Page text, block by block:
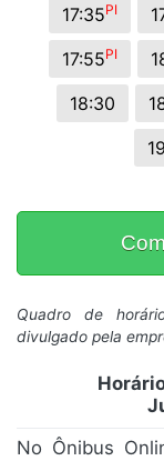
17:35PI
17:55PI
18:30
Quadro de
divulgado pela
No Ônibus